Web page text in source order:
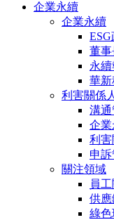
企業永續
企業永續
董
永
華
利害關係
溝通
企業
利
申
關注領域
員
供應
綠色